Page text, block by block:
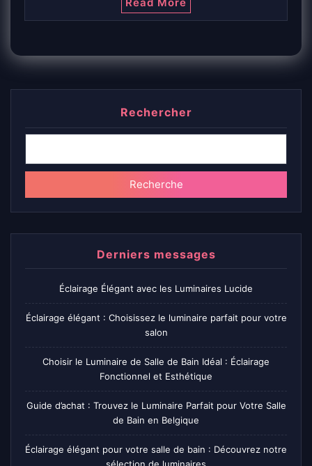
Rechercher
Recherche
Derniers messages
Éclairage Élégant avec les Luminaires Lucide
Éclairage élégant : Choisissez le luminaire parfait pour votre
salon
Choisir le Luminaire de Salle de Bain Idéal : Éclairage
Fonctionnel et Esthétique
Guide d’achat : Trouvez le Luminaire Parfait pour Votre Salle
de Bain en Belgique
Éclairage élégant pour votre salle de bain : Découvrez notre